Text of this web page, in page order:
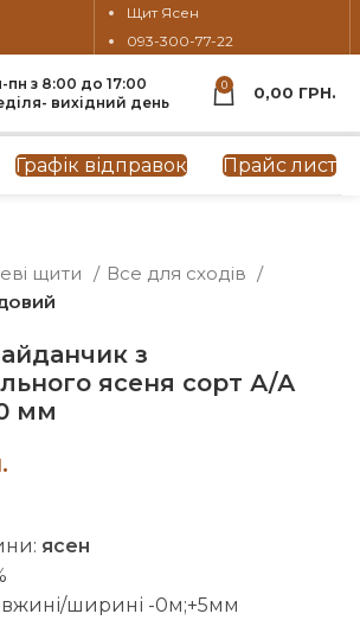
Щит Ясен
093-300-77-22
пн з 8:00 до 17:00
вихідний день
0 0,00 ГРН.
Графік відправок Прайс лист
щоб збільшити
щити
Все для сходів
з
ясеня сорт А/А
мм
ясен
ширині -0м;+5мм